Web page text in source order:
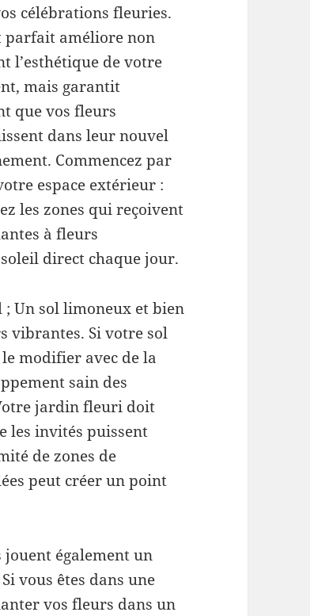
célébrations fleuries.
parfait améliore non
l’esthétique de votre
mais garantit
que vos fleurs
dans leur nouvel
Commencez par
espace extérieur :
les zones qui reçoivent
à fleurs
direct chaque jour.
; Un sol limoneux et bien
vibrantes. Si votre sol
modifier avec de la
sain des
jardin fleuri doit
les invités puissent
de zones de
peut créer un point
également un
vous êtes dans une
vos fleurs dans un